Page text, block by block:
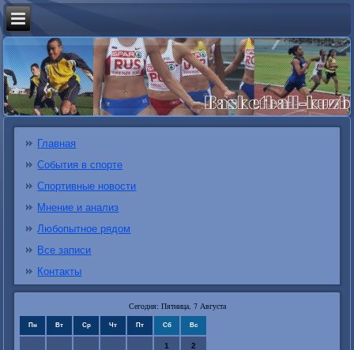
Главная
События в спорте
Спортивные новости
Мнение и анализ
Любопытное рядом
Все записи
Контакты
Сегодня: Пятница, 7 Августа
Пн Вт Ср Чт Пт Сб Вс
1 2